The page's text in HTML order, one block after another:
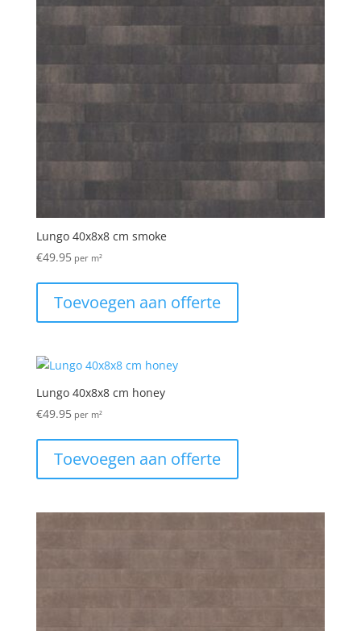
Lungo 40x8x8 cm smoke
€49.95per m²
Toevoegen aan offerte
Lungo 40x8x8 cm honey
€49.95per m²
Toevoegen aan offerte